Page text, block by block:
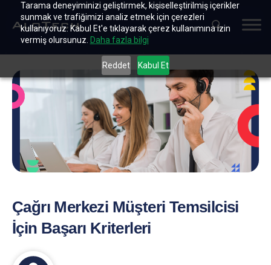
Tarama deneyiminizi geliştirmek, kişiselleştirilmiş içerikler
sunmak ve trafiğimizi analiz etmek için çerezleri
kullanıyoruz. Kabul Et'e tıklayarak çerez kullanımına izin
vermiş olursunuz. Daha fazla bilgi
Reddet Kabul Et
Çağrı Merkezi Müşteri Temsilcisi
İçin Başarı Kriterleri